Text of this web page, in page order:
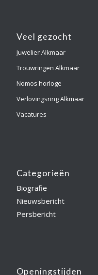
Veel gezocht
Juwelier Alkmaar
Trouwringen Alkmaar
Nomos horloge
Verlovingsring Alkmaar
Vacatures
Categorieën
Biografie
Nieuwsbericht
Persbericht
Openingstijden